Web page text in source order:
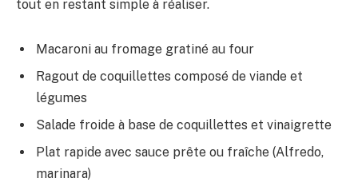
tout en restant simple à réaliser.
Macaroni au fromage gratiné au four
Ragout de coquillettes composé de viande et
légumes
Salade froide à base de coquillettes et vinaigrette
Plat rapide avec sauce prête ou fraîche (Alfredo,
marinara)